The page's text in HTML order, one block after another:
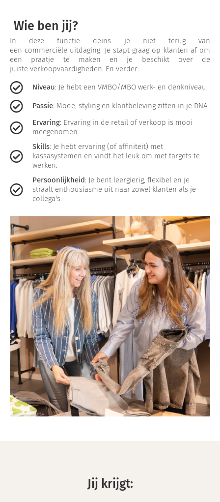
Wie ben jij?
In deze functie deins je niet terug van
een commerciële uitdaging. Je stapt graag op klanten af om
een praatje te maken en je beschikt over de
juiste verkoopvaardigheden. En verder:
Niveau: Je hebt een VMBO/MBO werk- en denkniveau.
Passie: Mode, styling en klantbeleving zitten in je DNA.
Ervaring: Ervaring in de retail of verkoop is mooi
meegenomen.
Skills: Je hebt ervaring (of affiniteit) met
kassasystemen en vindt het leuk om met targets te
werken.
Persoonlijkheid: Je bent leergierig, flexibel en je
straalt enthousiasme uit naar zowel klanten als je
collega's.
Jij krijgt: